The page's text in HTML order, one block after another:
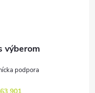
901